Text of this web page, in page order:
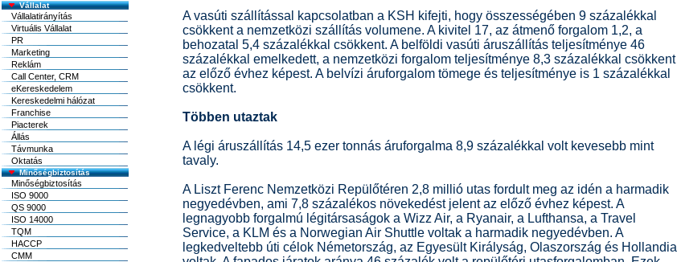
Vállalat
Vállalatirányítás
Virtuális Vállalat
PR
Marketing
Reklám
Call Center, CRM
eKereskedelem
Kereskedelmi hálózat
Franchise
Piacterek
Állás
Távmunka
Oktatás
Minőségbiztosítás
Minőségbiztosítás
ISO 9000
QS 9000
ISO 14000
TQM
HACCP
CMM
A vasúti szállítással kapcsolatban a KSH kifejti, hogy összességében 9 százalékkal
csökkent a nemzetközi szállítás volumene. A kivitel 17, az átmenő forgalom 1,2, a
behozatal 5,4 százalékkal csökkent. A belföldi vasúti áruszállítás teljesítménye 46
százalékkal emelkedett, a nemzetközi forgalom teljesítménye 8,3 százalékkal csökkent
az előző évhez képest. A belvízi áruforgalom tömege és teljesítménye is 1 százalékkal
csökkent.
Többen utaztak
A légi áruszállítás 14,5 ezer tonnás áruforgalma 8,9 százalékkal volt kevesebb mint
tavaly.
A Liszt Ferenc Nemzetközi Repülőtéren 2,8 millió utas fordult meg az idén a harmadik
negyedévben, ami 7,8 százalékos növekedést jelent az előző évhez képest. A
legnagyobb forgalmú légitársaságok a Wizz Air, a Ryanair, a Lufthansa, a Travel
Service, a KLM és a Norwegian Air Shuttle voltak a harmadik negyedévben. A
legkedveltebb úti célok Németország, az Egyesült Királyság, Olaszország és Hollandia